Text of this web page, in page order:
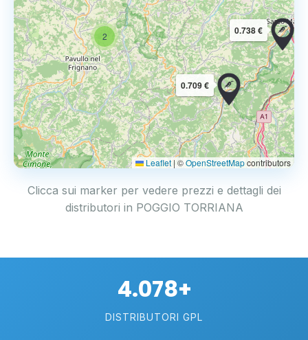
2
0.709 €
0.738 €
Leaflet | ©OpenStreetMapcontributors
Clicca sui marker per vedere prezzi e dettagli dei
distributori in POGGIO TORRIANA
4.078+
DISTRIBUTORI GPL